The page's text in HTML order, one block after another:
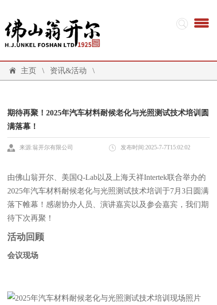
主页 \ 资讯&活动 \
期待再聚！2025年汽车材料耐候老化与光照测试技术培训圆
满落幕！
来源:翁开尔有限公司 发布时间:2025-7-7T15:02:02
由佛山翁开尔、美国Q-Lab以及上海天祥Intertek联合举办的
2025年汽车材料耐候老化与光照测试技术培训于7月3日圆满
落下帷幕！感谢协办人员、演讲嘉宾以及参会嘉宾，我们期
待下次再聚！
活动回顾
会议现场